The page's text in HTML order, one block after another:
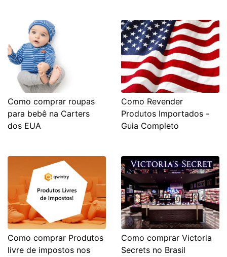
Como comprar roupas
para bebê na Carters
dos EUA
Como Revender
Produtos Importados -
Guia Completo
Como comprar Produtos
livre de impostos nos
Como comprar Victoria
Secrets no Brasil